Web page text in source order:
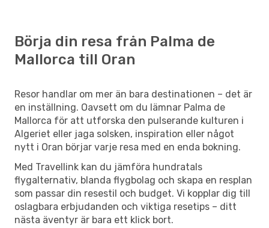
Börja din resa från Palma de
Mallorca till Oran
Resor handlar om mer än bara destinationen – det är
en inställning. Oavsett om du lämnar Palma de
Mallorca för att utforska den pulserande kulturen i
Algeriet eller jaga solsken, inspiration eller något
nytt i Oran börjar varje resa med en enda bokning.
Med Travellink kan du jämföra hundratals
flygalternativ, blanda flygbolag och skapa en resplan
som passar din resestil och budget. Vi kopplar dig till
oslagbara erbjudanden och viktiga resetips – ditt
nästa äventyr är bara ett klick bort.